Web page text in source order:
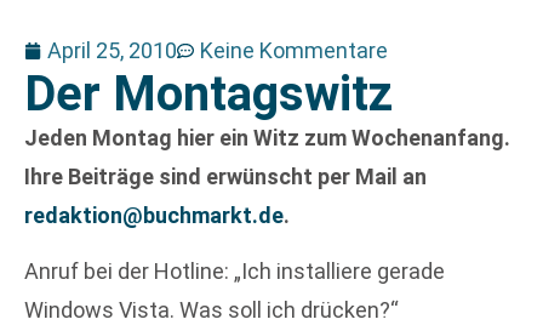
April 25, 2010 Keine Kommentare
Der Montagswitz
Jeden Montag hier ein Witz zum Wochenanfang.
Ihre Beiträge sind erwünscht per Mail an
redaktion@buchmarkt.de.
Anruf bei der Hotline: „Ich installiere gerade
Windows Vista. Was soll ich drücken?“